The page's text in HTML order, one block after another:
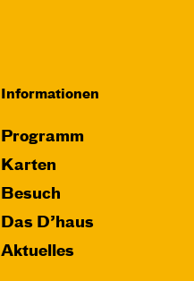
Informationen
Programm
Karten
Besuch
Das D’haus
Aktuelles